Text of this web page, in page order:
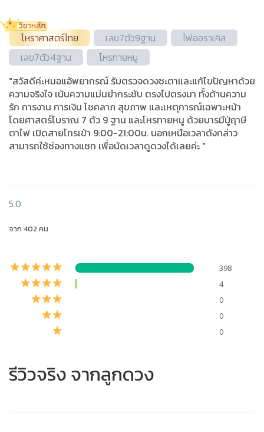
โหราศาสตร์ไทย เลข7ตัว9ฐาน
ไพ่ออราเคิล
เลข7ตัว4ฐาน
โหรทายหนู
"สวัสดีค่ะหมอแอ้พยากรณ์ รับตรวจดวงชะตาและแก้ไขปัญหาด้วย
ความจริงใจ เน้นความแม่นยำกระชับ ตรงไปตรงมา ทั้งด้านความ
รัก การงาน การเงิน โชคลาภ สุขภาพ และเหตุการณ์เฉพาะหน้า
โดยศาสตร์โบราณ 7 ตัว 9 ฐาน และโหรทายหนู ด้วยบารมีปู่ฤาษี
ตาไฟ เปิดสายโทรเข้า 9:00-21:00น. นอกเหนือเวลาดังกล่าว
สามารถใช้ช่องทางแชท เพื่อนัดเวลาดูดวงได้เลยค่ะ "
5.0
จาก 402 คน
398
4
0
0
0
รีวิวจริง จากลูกดวง